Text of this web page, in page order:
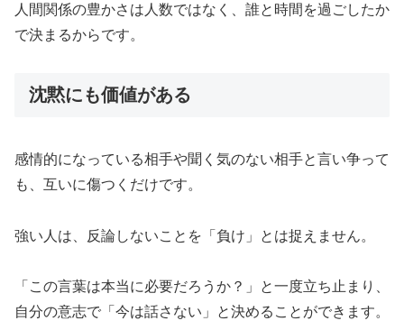
人間関係の豊かさは人数ではなく、誰と時間を過ごしたか
で決まるからです。
沈黙にも価値がある
感情的になっている相手や聞く気のない相手と言い争って
も、互いに傷つくだけです。
強い人は、反論しないことを「負け」とは捉えません。
「この言葉は本当に必要だろうか？」と一度立ち止まり、
自分の意志で「今は話さない」と決めることができます。